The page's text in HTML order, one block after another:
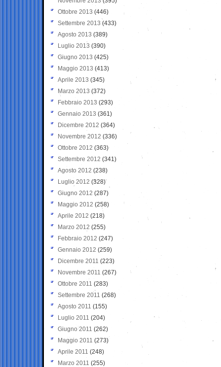
Ottobre 2013 (446)
Settembre 2013 (433)
Agosto 2013 (389)
Luglio 2013 (390)
Giugno 2013 (425)
Maggio 2013 (413)
Aprile 2013 (345)
Marzo 2013 (372)
Febbraio 2013 (293)
Gennaio 2013 (361)
Dicembre 2012 (364)
Novembre 2012 (336)
Ottobre 2012 (363)
Settembre 2012 (341)
Agosto 2012 (238)
Luglio 2012 (328)
Giugno 2012 (287)
Maggio 2012 (258)
Aprile 2012 (218)
Marzo 2012 (255)
Febbraio 2012 (247)
Gennaio 2012 (259)
Dicembre 2011 (223)
Novembre 2011 (267)
Ottobre 2011 (283)
Settembre 2011 (268)
Agosto 2011 (155)
Luglio 2011 (204)
Giugno 2011 (262)
Maggio 2011 (273)
Aprile 2011 (248)
Marzo 2011 (255)